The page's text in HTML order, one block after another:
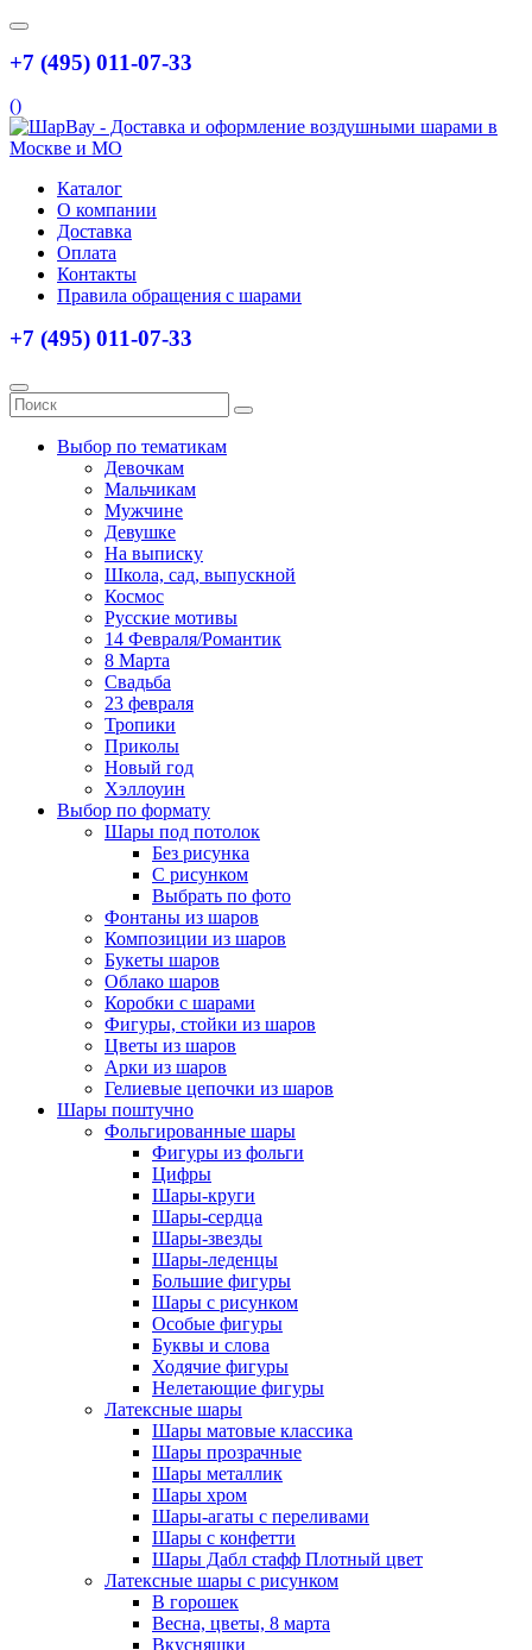
+7 (495) 011-07-33
()
Каталог
О компании
Доставка
Оплата
Контакты
Правила обращения с шарами
+7 (495) 011-07-33
Выбор по тематикам
Девочкам
Мальчикам
Мужчине
Девушке
На выписку
Школа, сад, выпускной
Космос
Русские мотивы
14 Февраля/Романтик
8 Марта
Свадьба
23 февраля
Тропики
Приколы
Новый год
Хэллоуин
Выбор по формату
Шары под потолок
Без рисунка
С рисунком
Выбрать по фото
Фонтаны из шаров
Композиции из шаров
Букеты шаров
Облако шаров
Коробки с шарами
Фигуры, стойки из шаров
Цветы из шаров
Арки из шаров
Гелиевые цепочки из шаров
Шары поштучно
Фольгированные шары
Фигуры из фольги
Цифры
Шары-круги
Шары-сердца
Шары-звезды
Шары-леденцы
Большие фигуры
Шары с рисунком
Особые фигуры
Буквы и слова
Ходячие фигуры
Нелетающие фигуры
Латексные шары
Шары матовые классика
Шары прозрачные
Шары металлик
Шары хром
Шары-агаты с переливами
Шары с конфетти
Шары Дабл стафф Плотный цвет
Латексные шары с рисунком
В горошек
Весна, цветы, 8 марта
Вкусняшки